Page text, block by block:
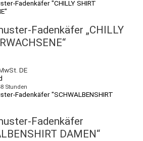
Fadenkäfer „CHILLY
DE
Stunden
Fadenkäfer
DAMEN“